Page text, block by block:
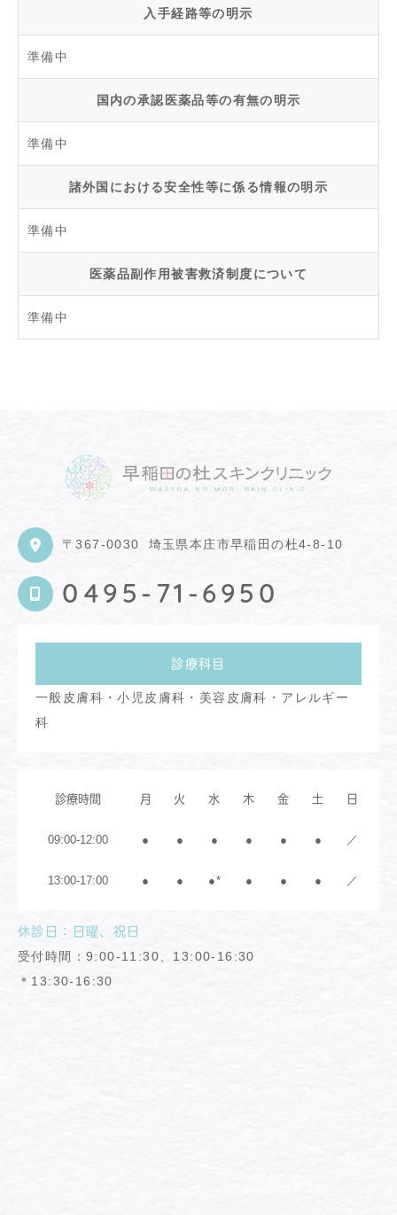
入手経路等の明示
準備中
国内の承認医薬品等の有無の明示
準備中
諸外国における安全性等に係る情報の明示
準備中
医薬品副作用被害救済制度について
準備中
〒367-0030 埼玉県本庄市早稲田の杜4-8-10
0495-71-6950
診療科目
一般皮膚科・小児皮膚科・美容皮膚科・アレルギー
科
診療時間 月 火 水 木 金 土 日
09:00-12:00 ● ● ● ● ● ● ／
13:00-17:00 ● ● ●* ● ● ● ／
休診日：日曜、祝日
受付時間：9:00-11:30、13:00-16:30
＊13:30-16:30